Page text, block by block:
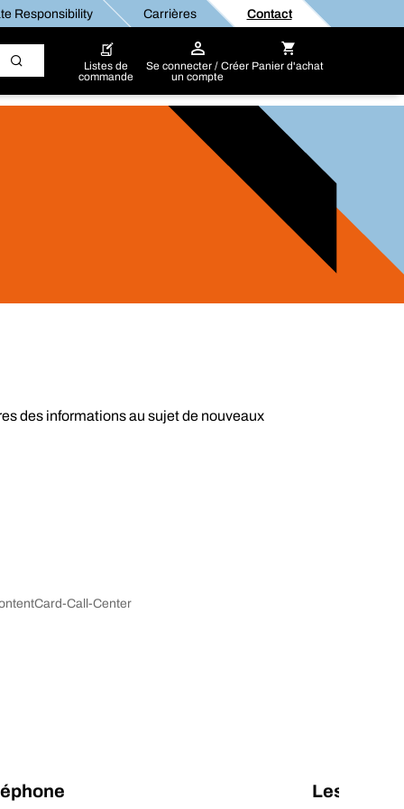
Responsibility Carrières Contact
Listes de
commande
Se connecter / Créer
un compte
Panier d'achat
des informations au sujet de nouveaux
Les